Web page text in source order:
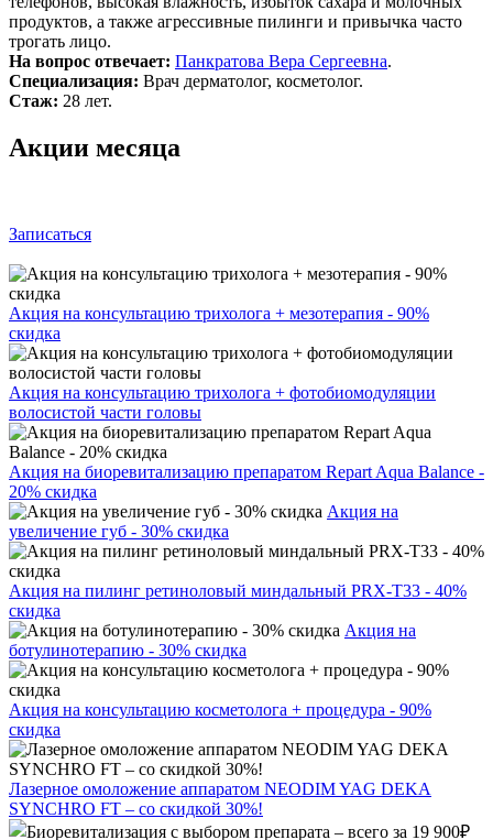
продуктов, а также агрессивные пилинги и привычка часто
трогать лицо.
На вопрос отвечает: Панкратова Вера Сергеевна.
Специализация: Врач дерматолог, косметолог.
Стаж: 28 лет.
Акции месяца
Записаться
Акция на консультацию трихолога + мезотерапия - 90%
скидка
Акция на консультацию трихолога + фотобиомодуляции
волосистой части головы
Акция на биоревитализацию препаратом Repart Aqua Balance -
20% скидка
Акция на
увеличение губ - 30% скидка
Акция на пилинг ретиноловый миндальный PRX-T33 - 40%
скидка
Акция на
ботулинотерапию - 30% скидка
Акция на консультацию косметолога + процедура - 90%
скидка
Лазерное омоложение аппаратом NEODIM YAG DEKA
SYNCHRO FT – со скидкой 30%!